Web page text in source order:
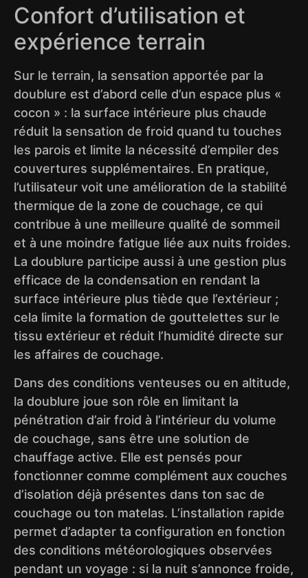
Confort d’utilisation et
expérience terrain
Sur le terrain, la sensation apportée par la
doublure est d’abord celle d’un espace plus «
cocon » : la surface intérieure plus chaude
réduit la sensation de froid quand tu touches
les parois et limite la nécessité d’empiler des
couvertures supplémentaires. En pratique,
l’utilisateur voit une amélioration de la stabilité
thermique de la zone de couchage, ce qui
contribue à une meilleure qualité de sommeil
et à une moindre fatigue liée aux nuits froides.
La doublure participe aussi à une gestion plus
efficace de la condensation en rendant la
surface intérieure plus tiède que l’extérieur ;
cela limite la formation de gouttelettes sur le
tissu extérieur et réduit l’humidité directe sur
les affaires de couchage.
Dans des conditions venteuses ou en altitude,
la doublure joue son rôle en limitant la
pénétration d’air froid à l’intérieur du volume
de couchage, sans être une solution de
chauffage active. Elle est pensés pour
fonctionner comme complément aux couches
d’isolation déjà présentes dans ton sac de
couchage ou ton matelas. L’installation rapide
permet d’adapter ta configuration en fonction
des conditions météorologiques observées
pendant un voyage : si la nuit s’annonce froide,